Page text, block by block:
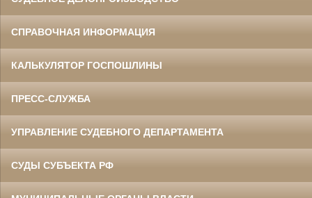
СПРАВОЧНАЯ ИНФОРМАЦИЯ
КАЛЬКУЛЯТОР ГОСПОШЛИНЫ
ПРЕСС-СЛУЖБА
УПРАВЛЕНИЕ СУДЕБНОГО ДЕПАРТАМЕНТА
СУДЫ СУБЪЕКТА РФ